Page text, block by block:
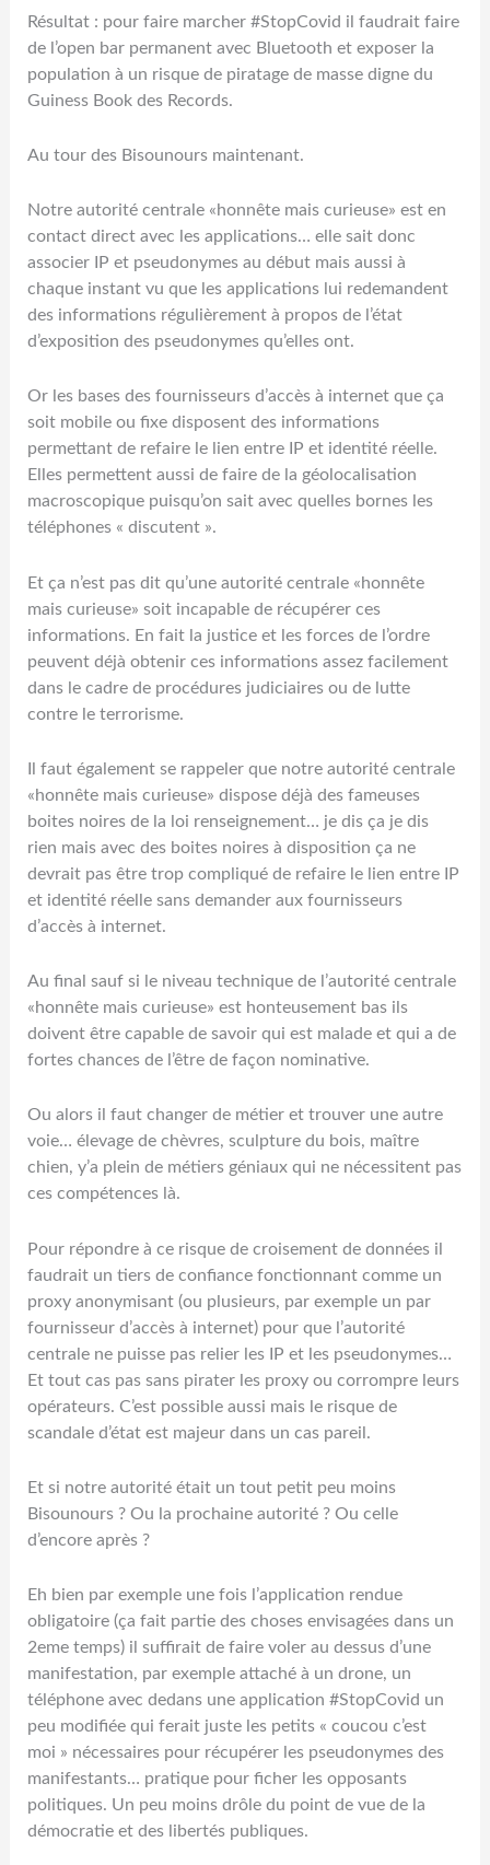
Résultat : pour faire marcher #StopCovid il faudrait faire
de l’open bar permanent avec Bluetooth et exposer la
population à un risque de piratage de masse digne du
Guiness Book des Records.
Au tour des Bisounours maintenant.
Notre autorité centrale «honnête mais curieuse» est en
contact direct avec les applications… elle sait donc
associer IP et pseudonymes au début mais aussi à
chaque instant vu que les applications lui redemandent
des informations régulièrement à propos de l’état
d’exposition des pseudonymes qu’elles ont.
Or les bases des fournisseurs d’accès à internet que ça
soit mobile ou fixe disposent des informations
permettant de refaire le lien entre IP et identité réelle.
Elles permettent aussi de faire de la géolocalisation
macroscopique puisqu’on sait avec quelles bornes les
téléphones « discutent ».
Et ça n’est pas dit qu’une autorité centrale «honnête
mais curieuse» soit incapable de récupérer ces
informations. En fait la justice et les forces de l’ordre
peuvent déjà obtenir ces informations assez facilement
dans le cadre de procédures judiciaires ou de lutte
contre le terrorisme.
Il faut également se rappeler que notre autorité centrale
«honnête mais curieuse» dispose déjà des fameuses
boites noires de la loi renseignement… je dis ça je dis
rien mais avec des boites noires à disposition ça ne
devrait pas être trop compliqué de refaire le lien entre IP
et identité réelle sans demander aux fournisseurs
d’accès à internet.
Au final sauf si le niveau technique de l’autorité centrale
«honnête mais curieuse» est honteusement bas ils
doivent être capable de savoir qui est malade et qui a de
fortes chances de l’être de façon nominative.
Ou alors il faut changer de métier et trouver une autre
voie… élevage de chèvres, sculpture du bois, maître
chien, y’a plein de métiers géniaux qui ne nécessitent pas
ces compétences là.
Pour répondre à ce risque de croisement de données il
faudrait un tiers de confiance fonctionnant comme un
proxy anonymisant (ou plusieurs, par exemple un par
fournisseur d’accès à internet) pour que l’autorité
centrale ne puisse pas relier les IP et les pseudonymes…
Et tout cas pas sans pirater les proxy ou corrompre leurs
opérateurs. C’est possible aussi mais le risque de
scandale d’état est majeur dans un cas pareil.
Et si notre autorité était un tout petit peu moins
Bisounours ? Ou la prochaine autorité ? Ou celle
d’encore après ?
Eh bien par exemple une fois l’application rendue
obligatoire (ça fait partie des choses envisagées dans un
2eme temps) il suffirait de faire voler au dessus d’une
manifestation, par exemple attaché à un drone, un
téléphone avec dedans une application #StopCovid un
peu modifiée qui ferait juste les petits « coucou c’est
moi » nécessaires pour récupérer les pseudonymes des
manifestants… pratique pour ficher les opposants
politiques. Un peu moins drôle du point de vue de la
démocratie et des libertés publiques.